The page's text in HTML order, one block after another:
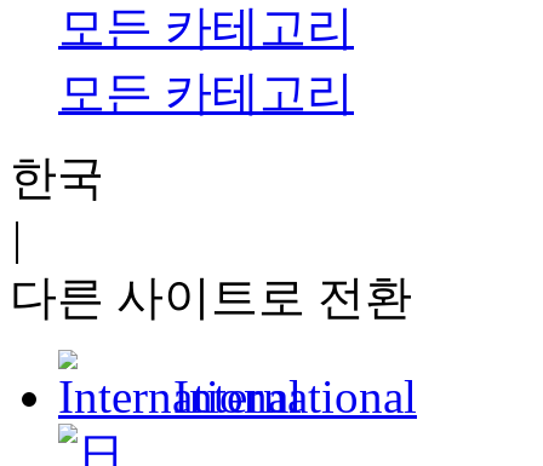
모든 카테고리
모든 카테고리
한국
|
다른 사이트로 전환
International